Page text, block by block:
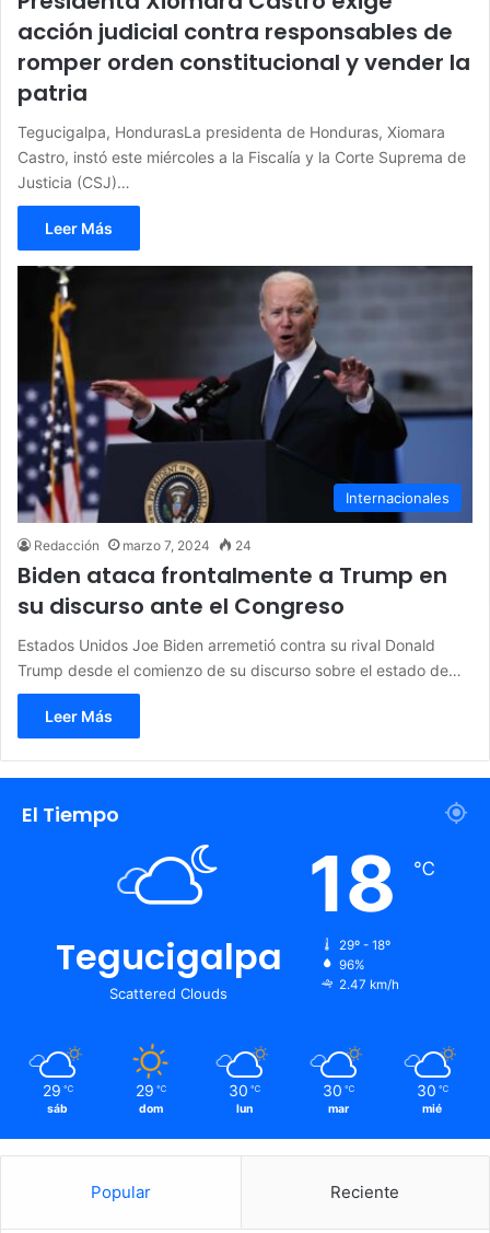
acción judicial contra responsables de
romper orden constitucional y vender la
patria
Tegucigalpa, HondurasLa presidenta de Honduras, Xiomara
Castro, instó este miércoles a la Fiscalía y la Corte Suprema de
Justicia (CSJ)…
Leer Más
Internacionales
Redacción marzo 7, 2024 24
Biden ataca frontalmente a Trump en
su discurso ante el Congreso
Estados Unidos Joe Biden arremetió contra su rival Donald
Trump desde el comienzo de su discurso sobre el estado de…
Leer Más
El Tiempo
Tegucigalpa
Scattered Clouds
18 ℃
29º - 18º
96%
2.47 km/h
29 ℃
sáb
29 ℃
dom
30 ℃
lun
30 ℃
mar
30 ℃
mié
Popular Reciente